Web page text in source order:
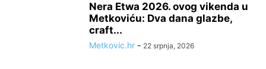
Nera Etwa 2026. ovog vikenda u
Metkoviću: Dva dana glazbe,
craft...
Metkovic.hr - 22 srpnja, 2026